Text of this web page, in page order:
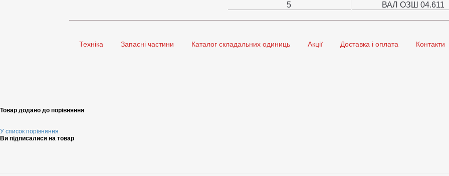
5 ВАЛ ОЗШ 04.611
Техніка Запасні частини Каталог складальних одиниць Акції Доставка і оплата Контакти
Товар додано до порівняння
У список порівняння
Ви підписалися на товар